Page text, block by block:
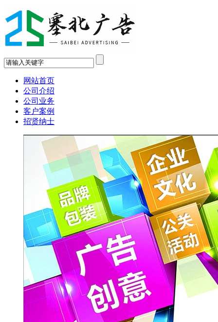
网站首页
公司介绍
公司业务
客户案例
招贤纳士